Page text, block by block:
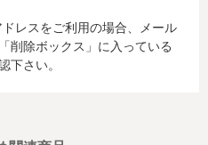
会社が所属する国に移転され
、お客様から収集した情報か
社及び当該会社が所在する国
め、以下の個人情報保護措置
措置
レスをご利用の場合、メール
削除ボックス」に入っている
下さい。